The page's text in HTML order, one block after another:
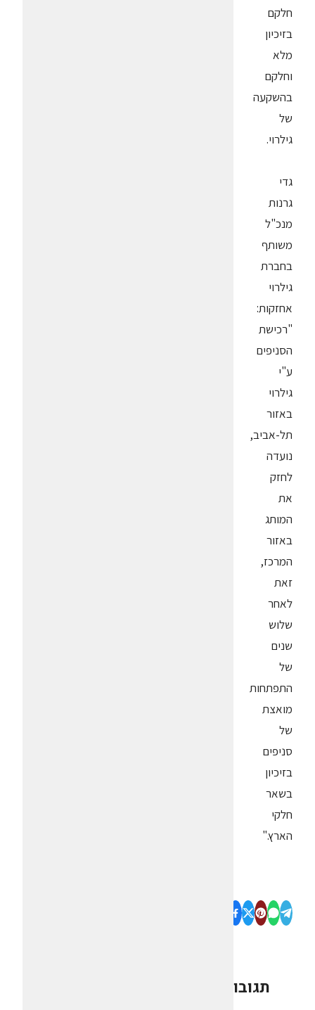
חלקם
בזיכיון
מלא
וחלקם
בהשקעה
של
גילרוי.
גדי
גרנות
מנכ"ל
משותף
בחברת
גילרוי
אחזקות:
"רכישת
הסניפים
ע"י
גילרוי
באזור
תל-אביב,
נועדה
לחזק
את
המותג
באזור
המרכז,
זאת
לאחר
שלוש
שנים
של
התפתחות
מואצת
של
סניפים
בזיכיון
בשאר
חלקי
הארץ."
תגובות